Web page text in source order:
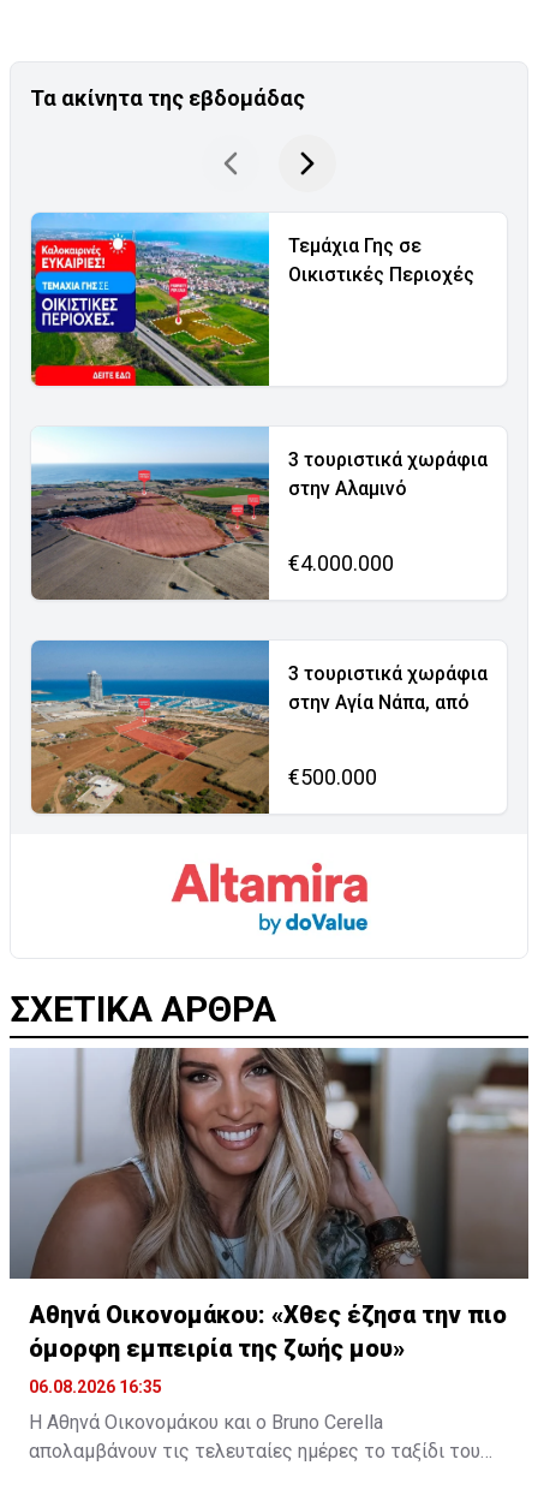
Τα ακίνητα της εβδομάδας
Τεμάχια Γης σε
Οικιστικές Περιοχές
3 τουριστικά χωράφια
στην Αλαμινό
€4.000.000
3 τουριστικά χωράφια
στην Αγία Νάπα, από
€500.000
ΣΧΕΤΙΚΑ ΑΡΘΡΑ
Αθηνά Οικονομάκου: «Χθες έζησα την πιο
όμορφη εμπειρία της ζωής μου»
06.08.2026 16:35
Η Αθηνά Οικονομάκου και ο Bruno Cerella
απολαμβάνουν τις τελευταίες ημέρες το ταξίδι του